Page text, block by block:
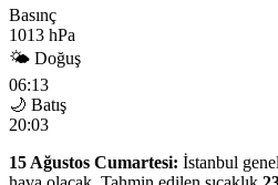
Basınç
1013 hPa
🌤 Doğuş
06:13
🌙 Batış
20:03
15 Ağustos Cumartesi: İstanbul